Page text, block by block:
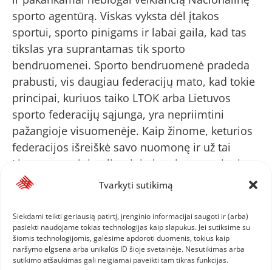
Tvarkyti sutikimą
Siekdami teikti geriausią patirtį, įrenginio informacijai saugoti ir (arba)
pasiekti naudojame tokias technologijas kaip slapukus. Jei sutiksime su
šiomis technologijomis, galėsime apdoroti duomenis, tokius kaip
naršymo elgsena arba unikalūs ID šioje svetainėje. Nesutikimas arba
sutikimo atšaukimas gali neigiamai paveikti tam tikras funkcijas.
sporto agentūrą. Viskas vyksta dėl įtakos
sportui, sporto pinigams ir labai gaila, kad tas
tikslas yra suprantamas tik sporto
bendruomenei. Sporto bendruomenė pradeda
prabusti, vis daugiau federacijų mato, kad tokie
principai, kuriuos taiko LTOK arba Lietuvos
sporto federacijų sąjunga, yra nepriimtini
pažangioje visuomenėje. Kaip žinome, keturios
federacijos išreiškė savo nuomonę ir už tai
Lietuvos tautinio olimpinio komiteto, mojuojant
olimpine chartija, buvo nubaustos neskiriant
kurie mojuoja olimpine chartija, realiai ją
paslepia labai giliai, kai politikuoja ir su tam
tikromis pasirinktomis partijomis daro
susitarimus, kurie nėra olimpinio komiteto